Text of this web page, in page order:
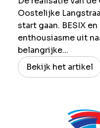
Oostelijke
start gaan. BESIX
enthousiasme uit
belangrijke...
Bekijk het artikel